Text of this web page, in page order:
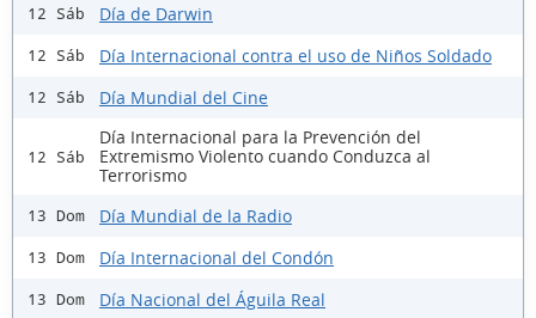
12 Sáb Día de Darwin
12 Sáb Día Internacional contra el uso de Niños Soldado
12 Sáb Día Mundial del Cine
12 Sáb
Día Internacional para la Prevención del
Extremismo Violento cuando Conduzca al
Terrorismo
13 Dom Día Mundial de la Radio
13 Dom Día Internacional del Condón
13 Dom Día Nacional del Águila Real